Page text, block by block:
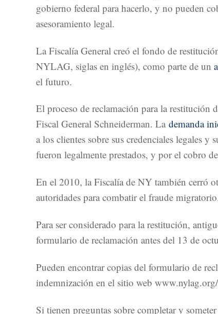
gobierno federal para hacerlo, y no pueden
asesoramiento legal.
La Fiscalía General creó el fondo de
NYLAG, siglas en inglés), como parte de un
el futuro.
El proceso de reclamación para la restitución
Fiscal General Schneiderman. La demanda
a los clientes sobre sus credenciales legales
fueron legalmente prestados, y por el cobro
En el 2010, la Fiscalía de NY también cerró
autoridades para combatir el fraude
Para ser considerado para la restitución,
formulario de reclamación antes del 13 de
Pueden encontrar copias del formulario de
indemnización en el sitio web
Si tienen preguntas sobre completar y